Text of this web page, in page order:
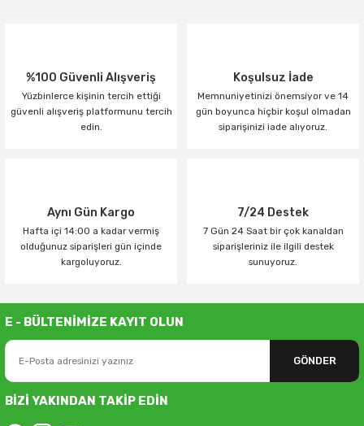
%100 Güvenli Alışveriş
Yüzbinlerce kişinin tercih ettiği
güvenli alışveriş platformunu tercih
edin.
Koşulsuz İade
Memnuniyetinizi önemsiyor ve 14
gün boyunca hiçbir koşul olmadan
siparişinizi iade alıyoruz.
Aynı Gün Kargo
Hafta içi 14:00 a kadar vermiş
olduğunuz siparişleri gün içinde
kargoluyoruz.
7/24 Destek
7 Gün 24 Saat bir çok kanaldan
siparişleriniz ile ilgili destek
sunuyoruz.
E - BÜLTENİMİZE KAYIT OLUN
GÖNDER
BİZİ YAKINDAN TAKİP EDİN